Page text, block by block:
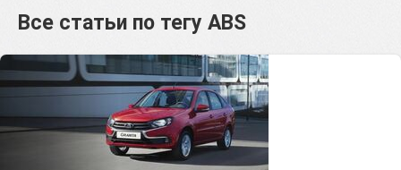
Все статьи по тегу ABS